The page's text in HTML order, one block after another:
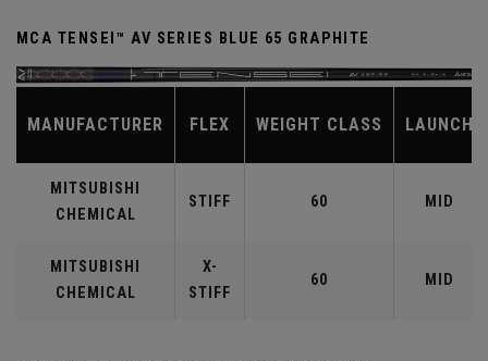
MCA TENSEI™ AV SERIES BLUE 65 GRAPHITE
MANUFACTURER FLEX WEIGHT CLASS LAUNCH
MITSUBISHI
CHEMICAL
STIFF 60 MID
MITSUBISHI
CHEMICAL
X-
STIFF
60 MID